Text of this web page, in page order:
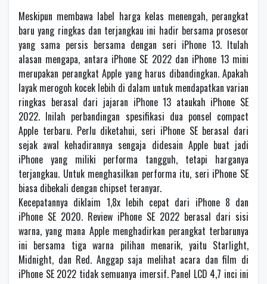
Meskipun membawa label harga kelas menengah, perangkat
baru yang ringkas dan terjangkau ini hadir bersama prosesor
yang sama persis bersama dengan seri iPhone 13. Itulah
alasan mengapa, antara iPhone SE 2022 dan iPhone 13 mini
merupakan perangkat Apple yang harus dibandingkan. Apakah
layak merogoh kocek lebih di dalam untuk mendapatkan varian
ringkas berasal dari jajaran iPhone 13 ataukah iPhone SE
2022. Inilah perbandingan spesifikasi dua ponsel compact
Apple terbaru. Perlu diketahui, seri iPhone SE berasal dari
sejak awal kehadirannya sengaja didesain Apple buat jadi
iPhone yang miliki performa tangguh, tetapi harganya
terjangkau. Untuk menghasilkan performa itu, seri iPhone SE
biasa dibekali dengan chipset teranyar.
Kecepatannya diklaim 1,8x lebih cepat dari iPhone 8 dan
iPhone SE 2020. Review iPhone SE 2022 berasal dari sisi
warna, yang mana Apple menghadirkan perangkat terbarunya
ini bersama tiga warna pilihan menarik, yaitu Starlight,
Midnight, dan Red. Anggap saja melihat acara dan film di
iPhone SE 2022 tidak semuanya imersif. Panel LCD 4,7 inci ini